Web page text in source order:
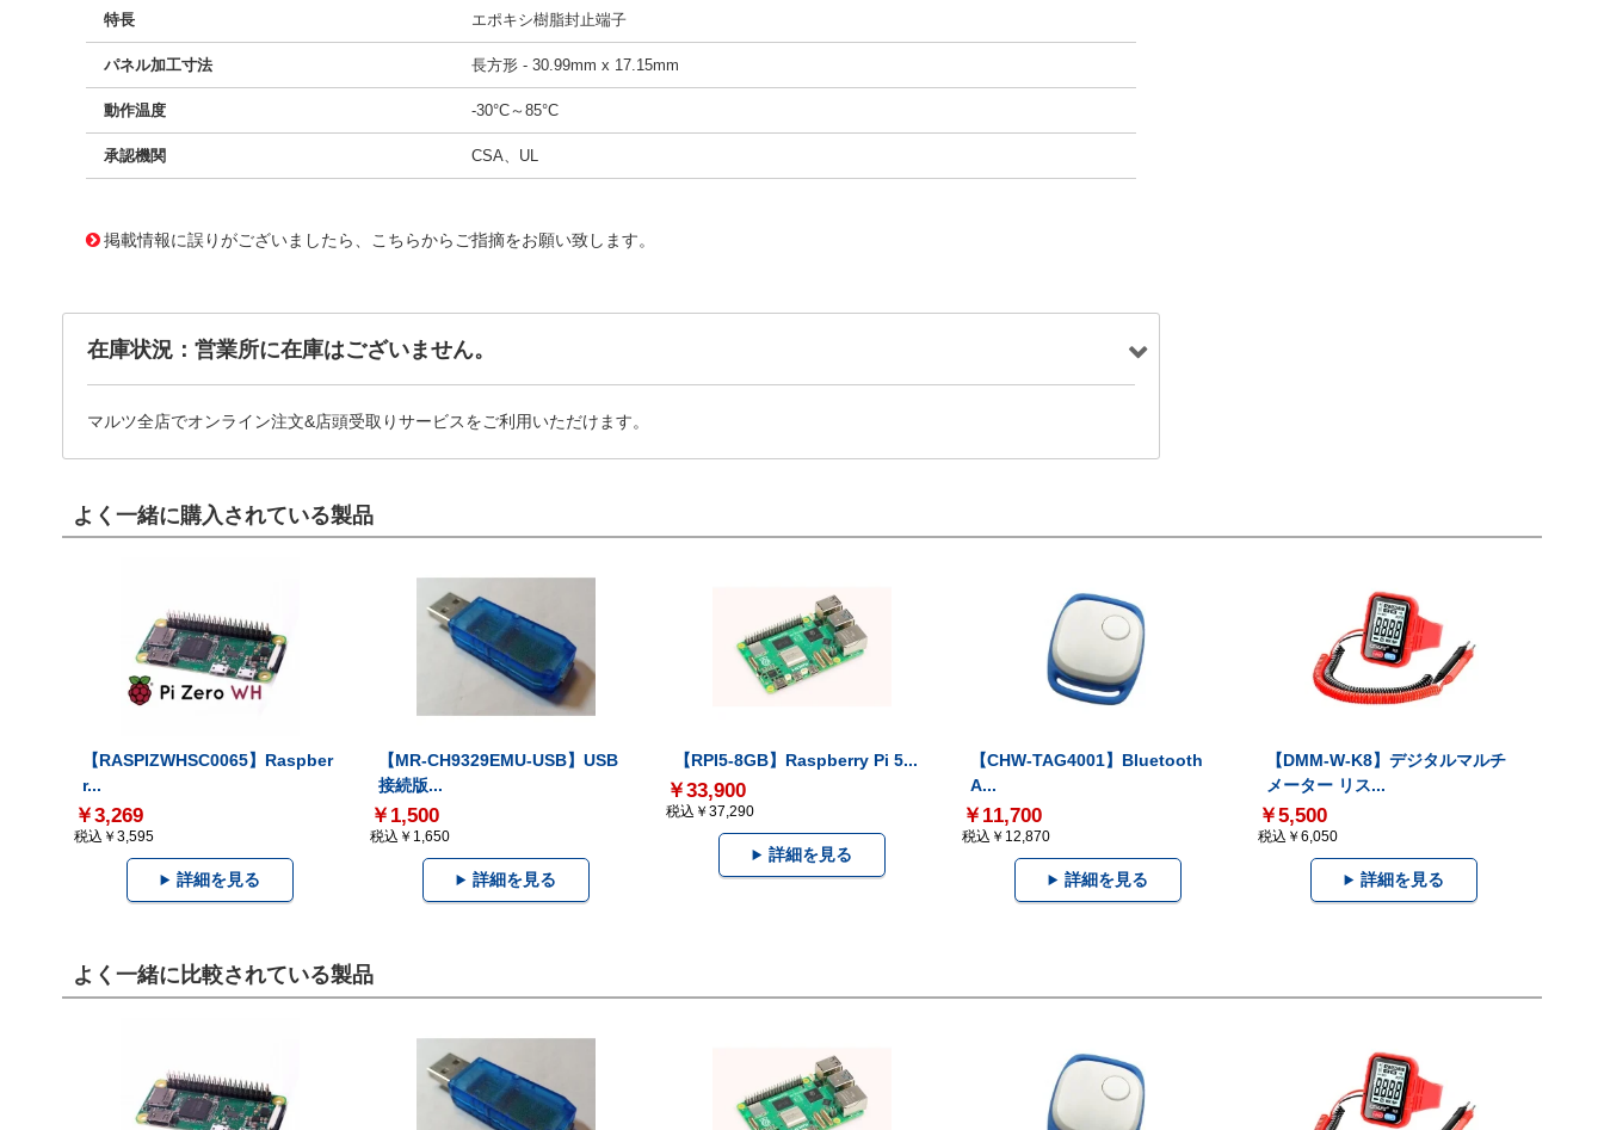
特長 エポキシ樹脂封止端子
パネル加工寸法 長方形 - 30.99mm x 17.15mm
動作温度 -30°C～85°C
承認機関 CSA、UL
掲載情報に誤りがございましたら、こちらからご指摘をお願い致します。
在庫状況：営業所に在庫はございません。
マルツ全店でオンライン注文&店頭受取りサービスをご利用いただけます。
よく一緒に購入されている製品
【RASPIZWHSC0065】Raspber
r...
￥3,269
税込￥3,595
詳細を見る
【MR-CH9329EMU-USB】USB
接続版...
￥1,500
税込￥1,650
詳細を見る
【RPI5-8GB】Raspberry Pi 5...
￥33,900
税込￥37,290
詳細を見る
【CHW-TAG4001】Bluetooth
A...
￥11,700
税込￥12,870
詳細を見る
【DMM-W-K8】デジタルマルチ
メーター リス...
￥5,500
税込￥6,050
詳細を見る
よく一緒に比較されている製品